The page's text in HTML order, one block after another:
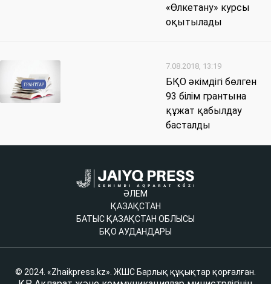
«Өлкетану» курсы
оқытылады
7.08.2018, 13:19
БҚО әкімдігі бөлген
93 білім грантына
құжат қабылдау
басталды
ӘЛЕМ
ҚАЗАҚСТАН
БАТЫС ҚАЗАҚСТАН ОБЛЫСЫ
БҚО АУДАНДАРЫ
© 2024. «Zhaikpress.kz». ЖШС Барлық құқықтар қорғалған.